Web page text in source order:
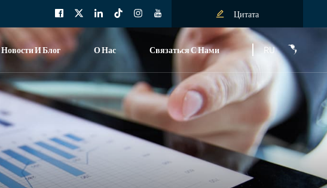
Цитата
Новости И Блог О Нас Связаться С Нами RU